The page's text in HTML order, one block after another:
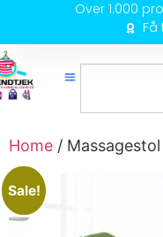
Over 1.000
Home /
Sale!